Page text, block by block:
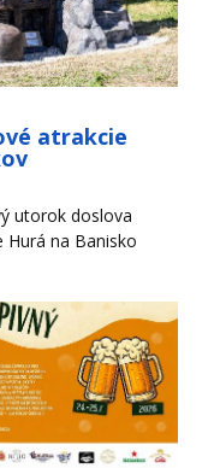
atrakcie
utorok doslova
na Banisko